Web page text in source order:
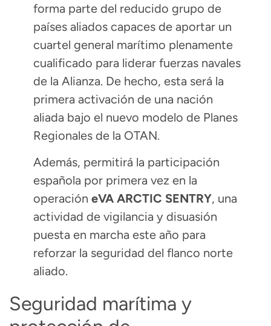
forma parte del reducido grupo de
países aliados capaces de aportar un
cuartel general marítimo plenamente
cualificado para liderar fuerzas navales
de la Alianza. De hecho, esta será la
primera activación de una nación
aliada bajo el nuevo modelo de Planes
Regionales de la OTAN.
Además, permitirá la participación
española por primera vez en la
operación eVA ARCTIC SENTRY, una
actividad de vigilancia y disuasión
puesta en marcha este año para
reforzar la seguridad del flanco norte
aliado.
Seguridad marítima y